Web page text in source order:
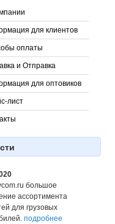
для клиентов
оплаты
и Отправка
для оптовиков
лист
большое
ассортимента
для грузовых
подробнее